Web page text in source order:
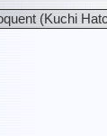
(Kuchi